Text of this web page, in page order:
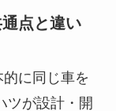
点と違い
に同じ車を
ツが設計・開